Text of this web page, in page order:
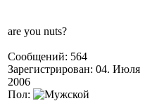
are you nuts?
Сообщений: 564
Зарегистрирован: 04. Июля
2006
Пол: